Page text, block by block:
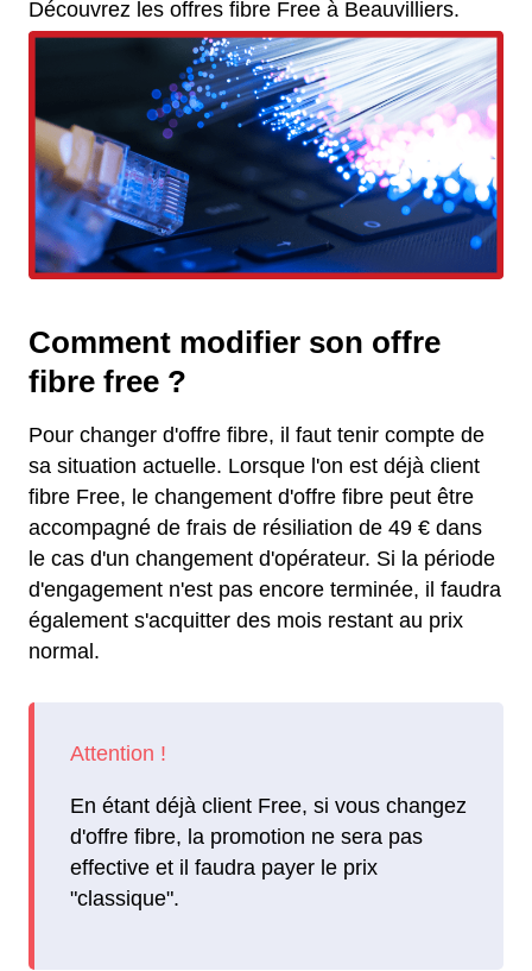
Découvrez les offres fibre Free à Beauvilliers.
Comment modifier son offre
fibre free ?
Pour changer d'offre fibre, il faut tenir compte de
sa situation actuelle. Lorsque l'on est déjà client
fibre Free, le changement d'offre fibre peut être
accompagné de frais de résiliation de 49 € dans
le cas d'un changement d'opérateur. Si la période
d'engagement n'est pas encore terminée, il faudra
également s'acquitter des mois restant au prix
normal.
En étant déjà client Free, si vous changez
d'offre fibre, la promotion ne sera pas
effective et il faudra payer le prix
"classique".